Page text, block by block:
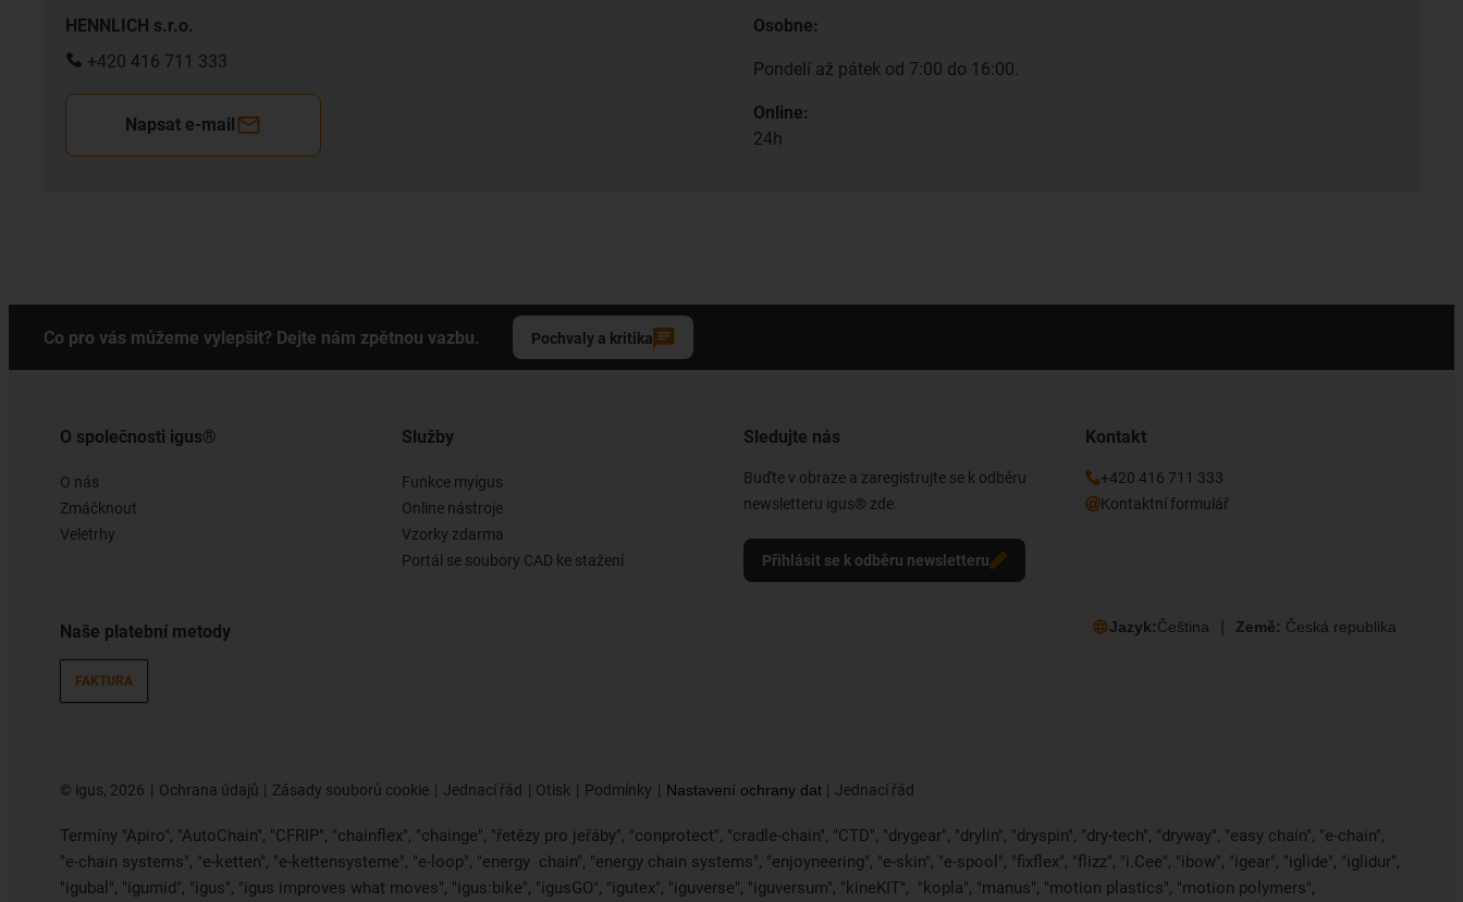
HENNLICH s.r.o.
+420 416 711 333
Napsat e-mail
Osobne:
Pondelí až pátek od 7:00 do 16:00.
Online:
24h
Co pro vás můžeme vylepšit? Dejte nám zpětnou vazbu. Pochvaly a kritika
O společnosti igus®
O nás
Zmáčknout
Veletrhy
Naše platební metody
FAKTURA
Služby
Funkce myigus
Online nástroje
Vzorky zdarma
Portál se soubory CAD ke stažení
Sledujte nás
Buďte v obraze a zaregistrujte se k odběru
newsletteru igus® zde.
Přihlásit se k odběru newsletteru
Kontakt
+420 416 711 333
Kontaktní formulář
Jazyk:Čeština Země: Česká republika
© igus, 2026 Ochrana údajů Zásady souborů cookie Jednací řád Otisk Podmínky Nastavení ochrany dat Jednací řád
Termíny "Apiro", "AutoChain", "CFRIP", "chainflex", "chainge", "řetězy pro jeřáby", "conprotect", "cradle-chain", "CTD", "drygear", "drylin", "dryspin", "dry-tech", "dryway", "easy chain", "e-chain",
"e-chain systems", "e-ketten", "e-kettensysteme", "e-loop", "energy chain", "energy chain systems", "enjoyneering", "e-skin", "e-spool", "fixflex", "flizz", "i.Cee", "ibow", "igear", "iglide", "iglidur",
"igubal", "igumid", "igus", "igus improves what moves", "igus:bike", "igusGO", "igutex", "iguverse", "iguversum", "kineKIT", "kopla", "manus", "motion plastics", "motion polymers",